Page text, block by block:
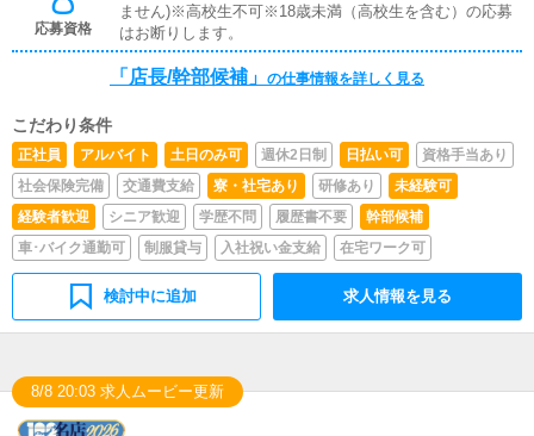
応募資格
ません)※高校生不可※18歳未満（高校生を含む）の応募
はお断りします。
「店長/幹部候補」 の仕事情報を詳しく見る
こだわり条件
正社員 アルバイト 土日のみ可 週休2日制 日払い可
資格手当あり
社会保険完備
交通費支給 寮・社宅あり 研修あり
未経験可
経験者歓迎
シニア歓迎 学歴不問 履歴書不要
幹部候補
車･バイク通勤可
制服貸与 入社祝い金支給 在宅ワーク可
検討中に追加 求人情報を見る
8/8 20:03 求人ムービー更新